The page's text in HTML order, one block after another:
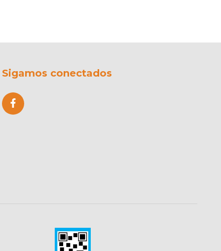
Sigamos conectados